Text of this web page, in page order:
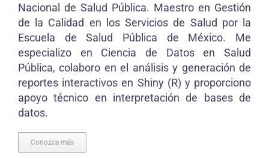
Nacional de Salud Pública. Maestro en Gestión
de la Calidad en los Servicios de Salud por la
Escuela de Salud Pública de México. Me
especializo en Ciencia de Datos en Salud
Pública, colaboro en el análisis y generación de
reportes interactivos en Shiny (R) y proporciono
apoyo técnico en interpretación de bases de
datos.
Conozca más